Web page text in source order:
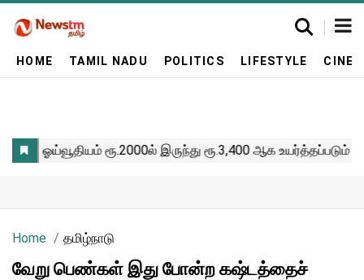
HOME TAMIL NADU POLITICS LIFESTYLE
Home தமிழ்நாடு
வேறு பெண்கள் இது போன்ற கஷ்டத்தைச்